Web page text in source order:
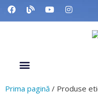
Prima pagină / Produse